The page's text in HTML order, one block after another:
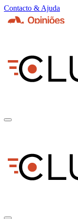
Contacto & Ajuda